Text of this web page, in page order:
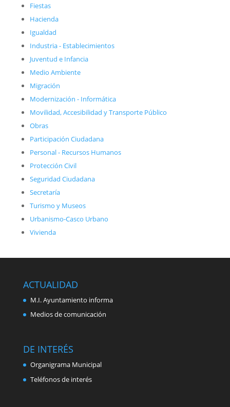
Fiestas
Hacienda
Igualdad
Industria - Establecimientos
Juventud e Infancia
Medio Ambiente
Migración
Modernización - Informática
Movilidad, Accesibilidad y Transporte Público
Obras
Participación Ciudadana
Personal - Recursos Humanos
Protección Civil
Seguridad Ciudadana
Secretaría
Turismo y Museos
Urbanismo-Casco Urbano
Vivienda
ACTUALIDAD
M.I. Ayuntamiento informa
Medios de comunicación
DE INTERÉS
Organigrama Municipal
Teléfonos de interés